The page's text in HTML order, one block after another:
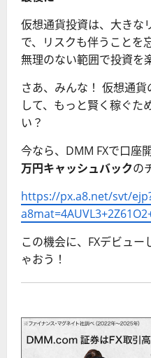
仮想通貨投資は、大きな
で、リスクも伴うことを
無理のない範囲で投資を
さあ、みんな！ 仮想通
して、もっと賢く稼ぐた
い？
今なら、DMM FXで口座
万円キャッシュバックの
https://px.a8.net/svt/
この機会に、FXデビュ
ゃおう！